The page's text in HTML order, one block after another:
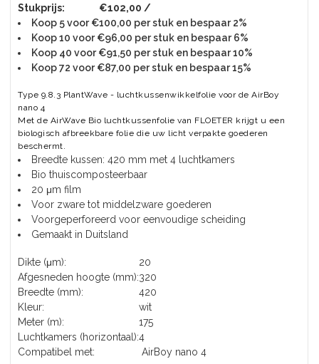
Stukprijs:
€102,00 /
Koop 5 voor €100,00 per stuk en bespaar 2%
Koop 10 voor €96,00 per stuk en bespaar 6%
Koop 40 voor €91,50 per stuk en bespaar 10%
Koop 72 voor €87,00 per stuk en bespaar 15%
Type 9.8.3 PlantWave - luchtkussenwikkelfolie voor de AirBoy
nano 4
Met de AirWave Bio luchtkussenfolie van FLOETER krijgt u een
biologisch afbreekbare folie die uw licht verpakte goederen
beschermt.
Breedte kussen: 420 mm met 4 luchtkamers
Bio thuiscomposteerbaar
20 μm film
Voor zware tot middelzware goederen
Voorgeperforeerd voor eenvoudige scheiding
Gemaakt in Duitsland
Dikte (μm):
20
Afgesneden hoogte (mm):320
Breedte (mm):
420
Kleur:
wit
Meter (m):
175
Luchtkamers (horizontaal):4
Compatibel met:
AirBoy nano 4